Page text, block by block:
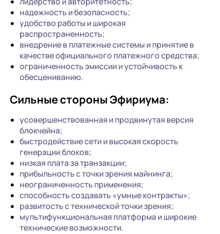
надежность и безопасность;
удобство работы и широкая
распространенность;
внедрение в платежные системы и принятие в
качестве официального платежного средства;
ограниченность эмиссии и устойчивость к
обесцениванию.
Сильные стороны Эфириума:
усовершенствованная и продвинутая версия
блокчейна;
быстродействие сети и высокая скорость
генерации блоков;
низкая плата за транзакции;
прибыльность с точки зрения майнинга;
неограниченность применения;
способность создавать «умные контракты»;
развитость с технической точки зрения;
мультифункциональная платформа и широкие
технические возможности.